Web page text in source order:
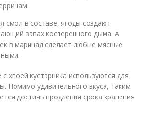
смол в составе, ягоды создают
запах костеренного дыма. А
в маринад сделает любые мясные
хвоей кустарника используются для
Помимо удивительного вкуса, таким
достичь продления срока хранения